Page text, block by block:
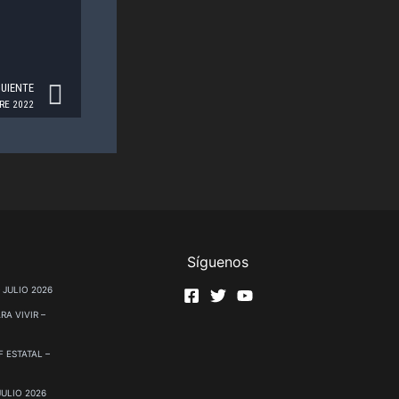
2022
JULIO 2026
VIVIR –
ESTATAL –
2026
Síguenos